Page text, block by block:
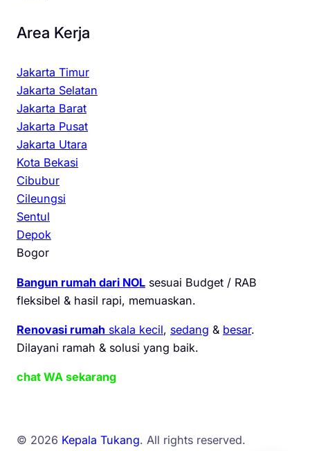
Area Kerja
Jakarta Timur
Jakarta Selatan
Jakarta Barat
Jakarta Pusat
Jakarta Utara
Kota Bekasi
Cibubur
Cileungsi
Sentul
Depok
Bogor
Bangun rumah dari NOL sesuai Budget / RAB
fleksibel & hasil rapi, memuaskan.
Renovasi rumah skala kecil, sedang & besar.
Dilayani ramah & solusi yang baik.
chat WA sekarang
© 2026 Kepala Tukang. All rights reserved.